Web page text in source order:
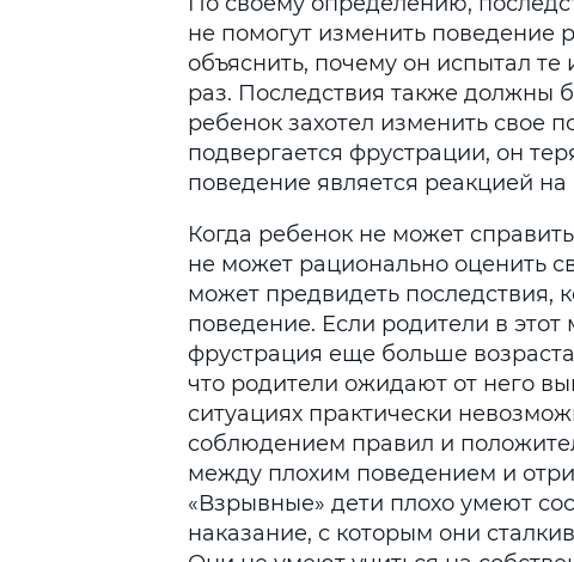
не помогут изменить поведение
объяснить, почему он испытал
раз. Последствия также должны
ребенок захотел изменить свое
подвергается фрустрации, он
поведение является реакцией
Когда ребенок не может
не может рационально оценить
может предвидеть последствия,
поведение. Если родители в
фрустрация еще больше
что родители ожидают от него
ситуациях практически
соблюдением правил и
между плохим поведением и
«Взрывные» дети плохо умеют
наказание, с которым они